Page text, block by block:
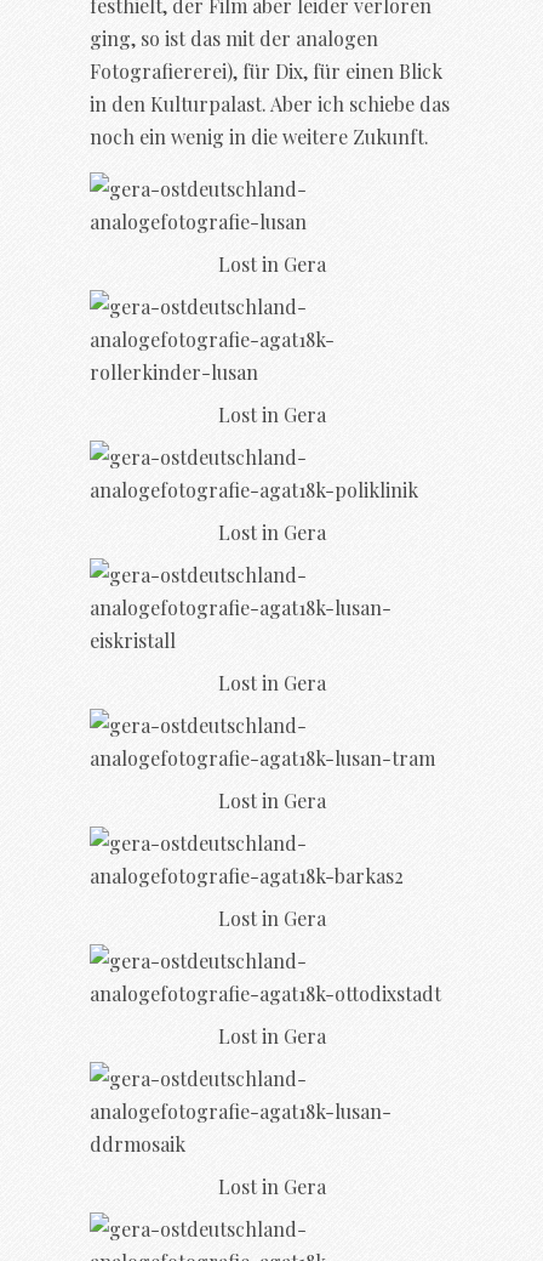
ging, so ist das mit der analogen
Fotografiererei), für Dix, für einen Blick
in den Kulturpalast. Aber ich schiebe das
noch ein wenig in die weitere Zukunft.
Lost in Gera
Lost in Gera
Lost in Gera
Lost in Gera
Lost in Gera
Lost in Gera
Lost in Gera
Lost in Gera